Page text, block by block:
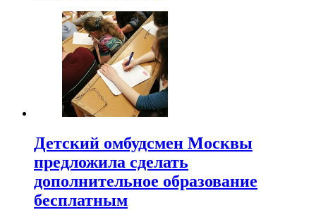
Детский омбудсмен Москвы
предложила сделать
дополнительное образование
бесплатным